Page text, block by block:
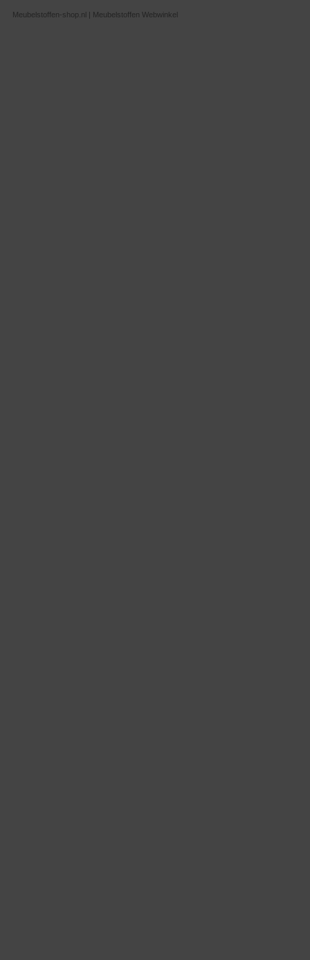
Meubelstoffen-shop.nl | Meubelstoffen Webwinkel